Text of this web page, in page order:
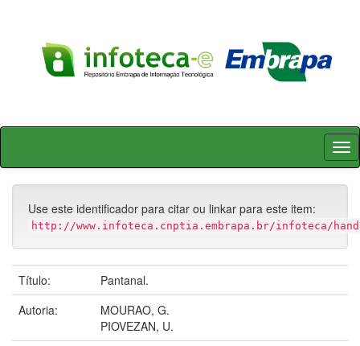
Skip
Use este identificador para citar ou linkar para este item:
http://www.infoteca.cnptia.embrapa.br/infoteca/
Título:
Pantanal.
Autoria:
MOURAO, G.
PIOVEZAN, U.